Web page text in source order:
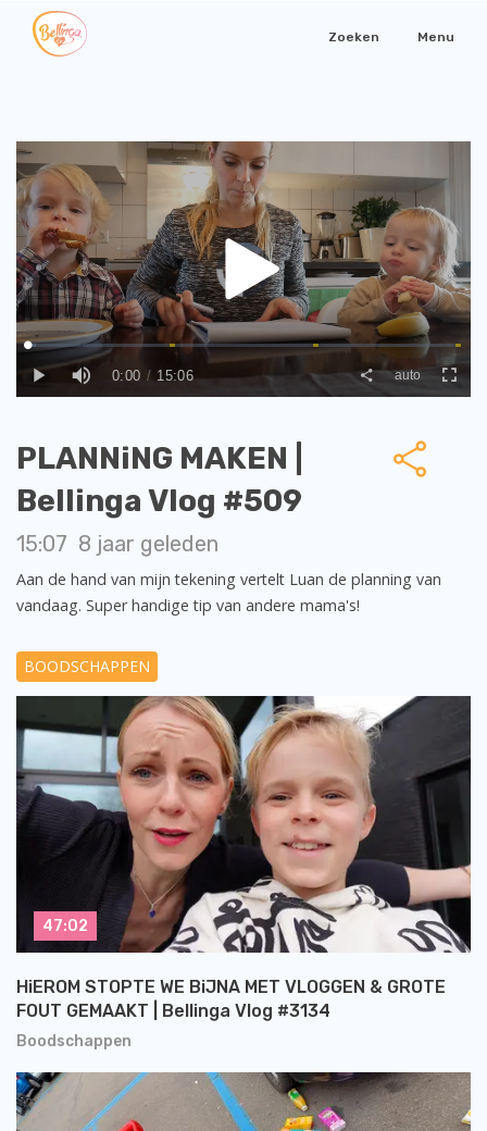
Zoeken Menu
PLANNiNG MAKEN |
Bellinga Vlog #509
15:07 8 jaar geleden
Aan de hand van mijn tekening vertelt Luan de planning van
vandaag. Super handige tip van andere mama's!
BOODSCHAPPEN
Boodschappen
HiEROM STOPTE WE BiJNA MET VLOGGEN & GROTE
FOUT GEMAAKT | Bellinga Vlog #3134
47:02